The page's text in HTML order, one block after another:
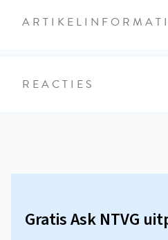
REACTIES
Gratis Ask NTVG